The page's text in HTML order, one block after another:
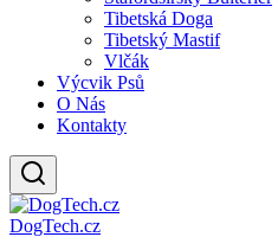
Tibetská Doga
Tibetský Mastif
Vlčák
Výcvik Psů
O Nás
Kontakty
DogTech.cz